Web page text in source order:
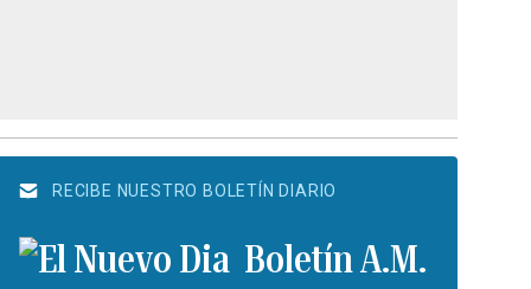
RECIBE NUESTRO BOLETÍN DIARIO
Boletín A.M.